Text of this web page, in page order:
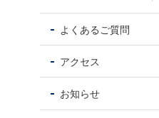
よくあるご質問
アクセス
お知らせ